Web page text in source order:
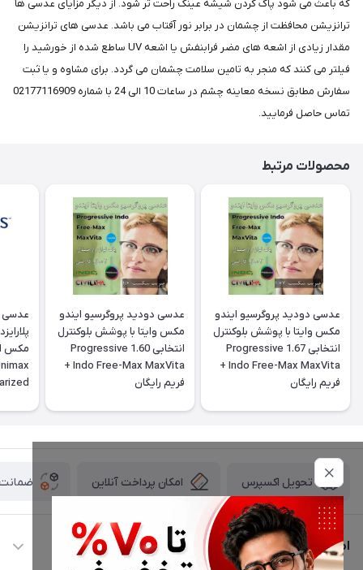
که باعث می شود پاک کردن شیشه عینک راحت تر شود. از دیگر مزایای عدسی ها
ترانزیشن محافظت از چشمان در برابر نور آفتاب می باشد. عدسی های ترانزیشن
مقدار زیادی از اشعه های مضر فرابنفش یا اشعه UV ساطع شده از خورشید را
فیلتر می کنند که منجر به تامین سلامت چشمان می گردد. برای مشاوه و یا ثبت
سفارش مطابق نسخه معاینه چشم در ساعات 10 الی 24 با شماره 02177116909
تماس حاصل فرمایید.
محصولات مرتبط
عدسی دودید پروگرسیو ایندو
مکس وایتا با پوشش بلوکنترل
انتخابی 1.67 Progressive
Indo Free-Max MaxVita +
فريم رايگان
عدسی دودید پروگرسیو ایندو
مکس وایتا با پوشش بلوکنترل
انتخابی 1.60 Progressive
Indo Free-Max MaxVita +
فريم رايگان
عدسی
تحویل اکسپرس امکان پرداخت آنلاین ضمانت
اطلاعات تماس